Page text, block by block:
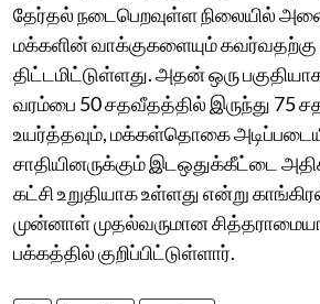
தேர்தல் நடைபெறவுள்ள நிலையில்
மக்களின் வாக்குகளையும் கவர்வதற்கு
திட்டமிட்டுள்ளது. அதன் ஒரு
வரம்பை 50 சதவீதத்தில் இருந்து 75
உயர்த்தவும், மக்கள்தொகை
சாதியினருக்கும் இடஒதுக்கீட்டை
கட்சி உறுதியாக உள்ளது என்று
முன்னாள் முதல்வருமான
பக்கத்தில் குறிப்பிட்டுள்ளார்.